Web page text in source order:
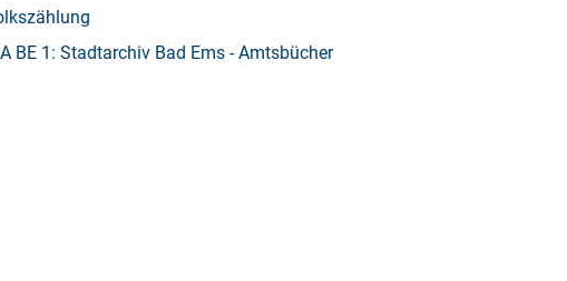
BE 1: Stadtarchiv Bad Ems - Amtsbücher